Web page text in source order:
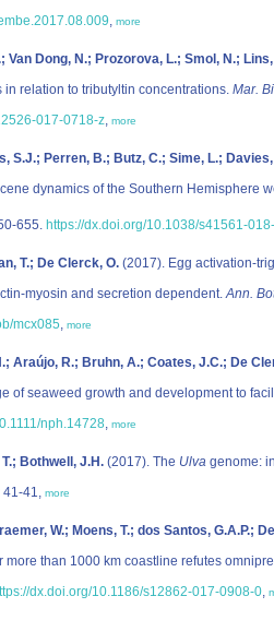
, more
Van Dong, N.; Prozorova, L.; Smol, N.;
relation to tributyltin concentrations. Mar.
017-0718-z, more
S.J.; Perren, B.; Butz, C.; Sime, L.;
dynamics of the Southern Hemisphere
655. https://dx.doi.org/10.1038/s41561-
T.; De Clerck, O. (2017). Egg activation-
myosin and secretion dependent.Ann.
mcx085, more
Araújo, R.; Bruhn, A.; Coates, J.C.; De
of seaweed growth and development to
nph.14728, more
Bothwell, J.H. (2017). The Ulva genome:
41-41, more
W.; Moens, T.; dos Santos, G.A.P.;
than 1000 km coastline refutes
dx.doi.org/10.1186/s12862-017-0908-0,